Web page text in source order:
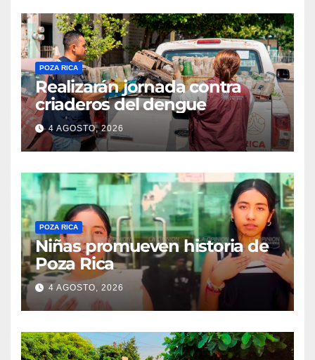
POZA RICA
Realizarán jornada contra
criaderos del dengue
4 AGOSTO, 2026
POZA RICA
Niñas promueven historia de
Poza Rica
4 AGOSTO, 2026